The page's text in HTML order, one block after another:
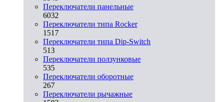
Переключатели панельные
6032
Переключатели типа Rocker
1517
Переключатели типа Dip-Switch
513
Переключатели ползунковые
535
Переключатели оборотные
267
Переключатели рычажные